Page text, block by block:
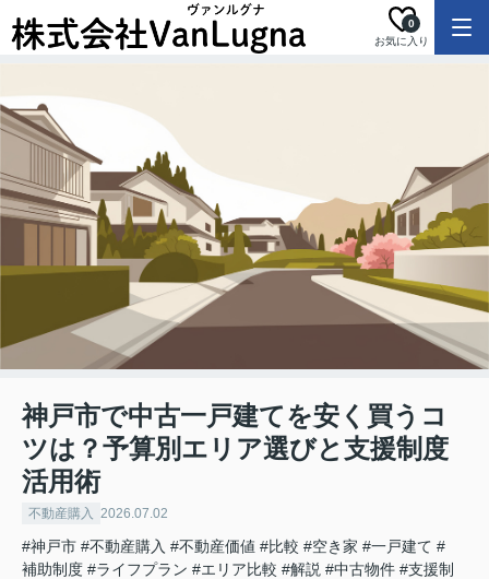
お気に入り
0
神戸市で中古一戸建てを安く買うコ
ツは？予算別エリア選びと支援制度
活用術
不動産購入 2026.07.02
#神戸市 #不動産購入 #不動産価値 #比較 #空き家 #一戸建て #
補助制度 #ライフプラン #エリア比較 #解説 #中古物件 #支援制